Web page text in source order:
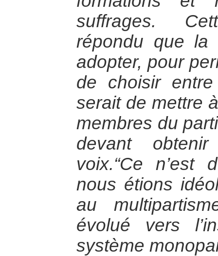
suffrages.
répondu que la
adopter, pour
de choisir
serait de mettre
membres du
devant
voix.“Ce n’est
nous étions
au
évolué vers
système